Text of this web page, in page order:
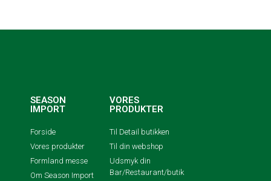
SEASON
IMPORT
Forside
Vores produkter
Formland messe
Om Season Import
VORES
PRODUKTER
Til Detail butikken
Til din webshop
Udsmyk din
Bar/Restaurant/butik